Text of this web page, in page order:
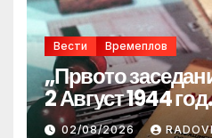
Вести Времеплов
„Првото
2 Август 1944 год.
02/08/2026